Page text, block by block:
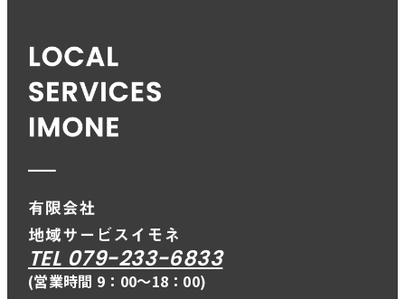
TEL 079-233-6833
(営業時間 9：00〜18：00)